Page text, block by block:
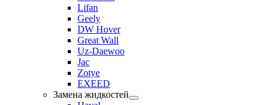
Lifan
Geely
DW Hover
Great Wall
Uz-Daewoo
Jac
Zotye
EXEED
Замена жидкостей